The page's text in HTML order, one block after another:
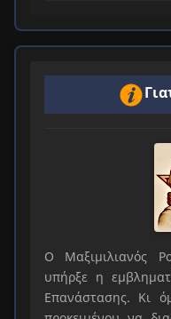
Ο Μαξιμιλιανός
υπήρξε η
Επανάστασης. Κι